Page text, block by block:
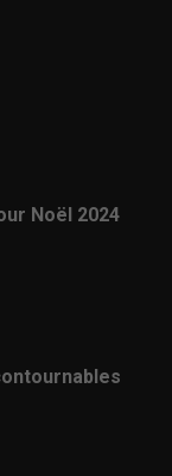
Noël 2024